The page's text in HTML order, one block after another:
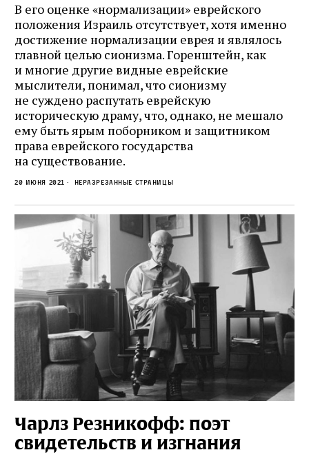
В его оценке «нормализации» еврейского
положения Израиль отсутствует, хотя именно
достижение нормализации еврея и являлось
главной целью сионизма. Горенштейн, как
и многие другие видные еврейские
мыслители, понимал, что сионизму
не суждено распутать еврейскую
историческую драму, что, однако, не мешало
ему быть ярым поборником и защитником
права еврейского государства
на существование.
20 июня 2021 Неразрезанные страницы
Чарлз Резникофф: поэт
свидетельств и изгнания